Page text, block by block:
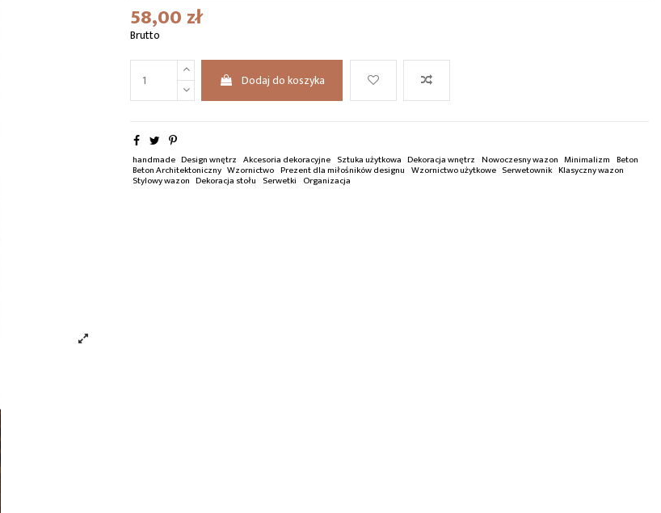
58,00 zł
Brutto
Dodaj do koszyka
handmade Design wnętrz Akcesoria dekoracyjne Sztuka użytkowa Dekoracja wnętrz Nowoczesny wazon Minimalizm Beton
Beton Architektoniczny Wzornictwo Prezent dla miłośników designu Wzornictwo użytkowe Serwetownik Klasyczny wazon
Stylowy wazon Dekoracja stołu Serwetki Organizacja